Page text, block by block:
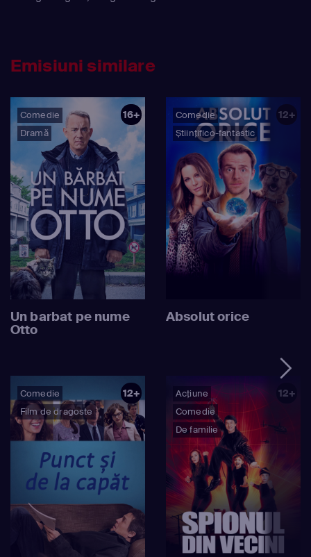
Emisiuni similare
Comedie
Dramă
16+
Un barbat pe nume
Otto
Comedie
Științifico-fantastic
12+
Absolut orice
Comedie
Film de dragoste
12+
Acțiune
Comedie
De familie
12+